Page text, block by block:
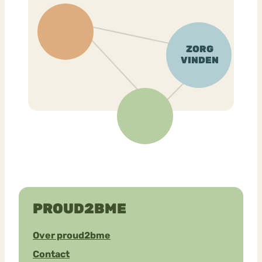
PROUD2BME
Over proud2bme
Contact